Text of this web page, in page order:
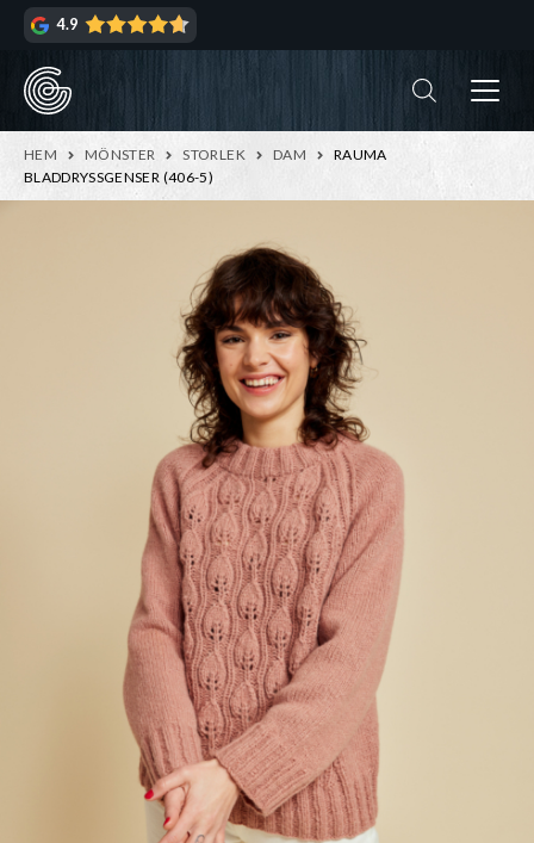
Hoppa
navigering
Hoppa
innehåll
4.9
HEM MÖNSTER STORLEK DAM
RAUMA
BLADDRYSSGENSER (406-5)